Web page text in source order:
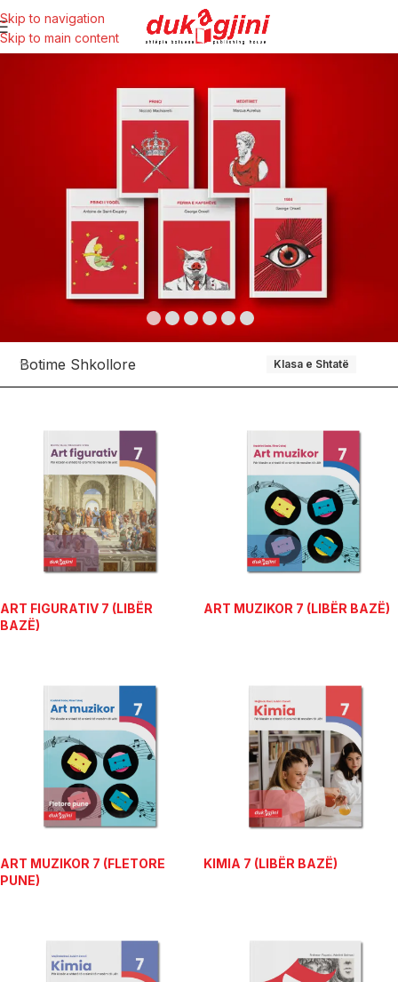
Skip to navigation
Skip to main content
Botime Shkollore Klasa e Shtatë
ART FIGURATIV 7 (LIBËR
BAZË)
ART MUZIKOR 7 (LIBËR BAZË)
ART MUZIKOR 7 (FLETORE
PUNE)
KIMIA 7 (LIBËR BAZË)